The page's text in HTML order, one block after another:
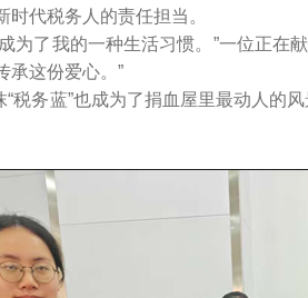
代税务人的责任担当。
了我的一种生活习惯。”一位正在
承这份爱心。”
务蓝”也成为了捐血屋里最动人的